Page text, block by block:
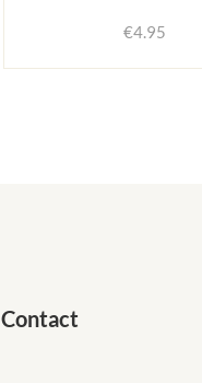
€4.95
Contact